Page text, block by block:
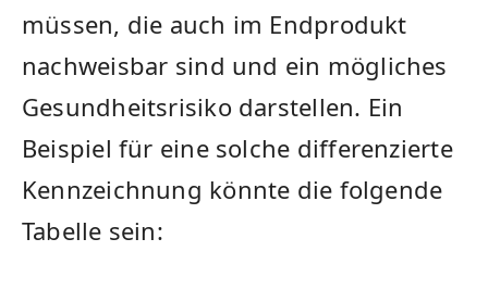
müssen, die auch im Endprodukt
nachweisbar ⁤sind und ein mögliches
Gesundheitsrisiko darstellen. Ein
Beispiel‌ für eine solche⁢ differenzierte
Kennzeichnung könnte die folgende
Tabelle sein: